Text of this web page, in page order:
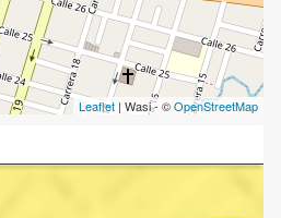
Leaflet | Wasi - ©OpenStreetMap